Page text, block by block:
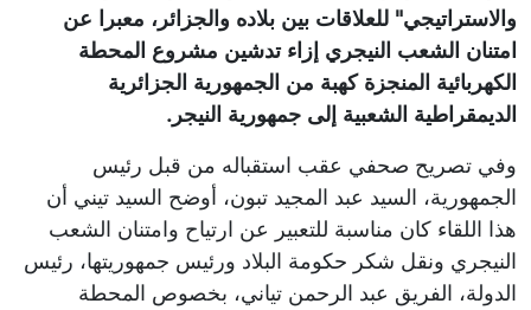
والاستراتيجي" للعلاقات بين بلاده والجزائر، معبرا عن
امتنان الشعب النيجري إزاء تدشين مشروع المحطة
الكهربائية المنجزة كهبة من الجمهورية الجزائرية
الديمقراطية الشعبية إلى جمهورية النيجر.
وفي تصريح صحفي عقب استقباله من قبل رئيس
الجمهورية، السيد عبد المجيد تبون، أوضح السيد تيني أن
هذا اللقاء كان مناسبة للتعبير عن ارتياح وامتنان الشعب
النيجري ونقل شكر حكومة البلاد ورئيس جمهوريتها، رئيس
الدولة، الفريق عبد الرحمن تياني، بخصوص المحطة